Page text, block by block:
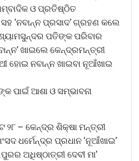
ଓ ପ୍ରତିଷ୍ଠିତ
‘ନବାନ୍ନ ପ୍ରସାଦ’ ଗ୍ରହଣ କଲେ
ପତିଙ୍କ ପରିବାର
ଖାଇଲେ କେନ୍ଦ୍ରମନ୍ତ୍ରୀ
ହୋଇ ନବାନ୍ନ ଖାଇବା ନୂଆଁଖାଇ
ପାଇଁ ଆଶା ଓ ସମ୍ଭାବନା
– କେନ୍ଦ୍ର ଶିକ୍ଷା ମନ୍ତ୍ରୀ
ଧର୍ମେନ୍ଦ୍ର ପ୍ରଧାନ ‘ନୂଆଁଖାଇ’
ଅଧିଷ୍ଠାତ୍ରୀ ଦେବୀ ମା’